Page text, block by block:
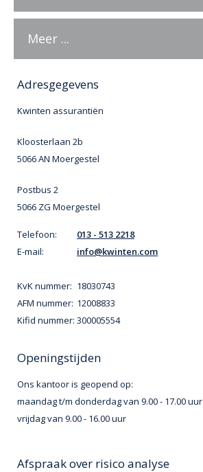
Meer ...
Adresgegevens
Kwinten assurantiën
Kloosterlaan 2b
5066 AN Moergestel
Postbus 2
5066 ZG Moergestel
Telefoon:
013 - 513 2218
E-mail:
info@kwinten.com
KvK nummer: 18030743
AFM nummer: 12008833
Kifid nummer: 300005554
Openingstijden
Ons kantoor is geopend op:
maandag t/m donderdag van 9.00 - 17.00 uur
vrijdag van 9.00 - 16.00 uur
Afspraak over risico analyse